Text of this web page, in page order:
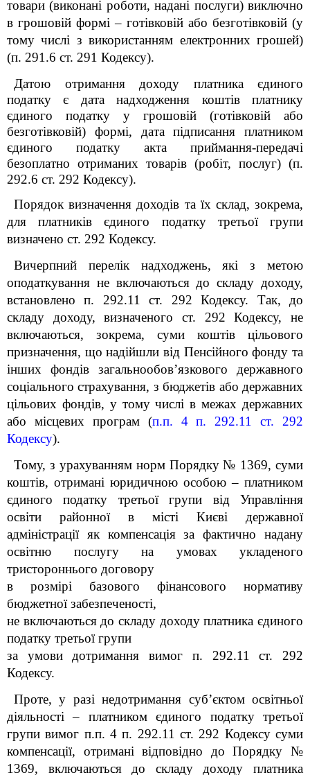
товари (виконані роботи, надані послуги) виключно
в грошовій формі – готівковій або безготівковій (у
тому числі з використанням електронних грошей)
(п. 291.6 ст. 291 Кодексу).
Датою отримання доходу платника єдиного
податку є дата надходження коштів платнику
єдиного податку у грошовій (готівковій або
безготівковій) формі, дата підписання платником
єдиного податку акта приймання-передачі
безоплатно отриманих товарів (робіт, послуг) (п.
292.6 ст. 292 Кодексу).
Порядок визначення доходів та їх склад, зокрема,
для платників єдиного податку третьої групи
визначено ст. 292 Кодексу.
Вичерпний перелік надходжень, які з метою
оподаткування не включаються до складу доходу,
встановлено п. 292.11 ст. 292 Кодексу. Так, до
складу доходу, визначеного ст. 292 Кодексу, не
включаються, зокрема, суми коштів цільового
призначення, що надійшли від Пенсійного фонду та
інших фондів загальнообов’язкового державного
соціального страхування, з бюджетів або державних
цільових фондів, у тому числі в межах державних
або місцевих програм (п.п. 4 п. 292.11 ст. 292
Кодексу).
Тому, з урахуванням норм Порядку № 1369, суми
коштів, отримані юридичною особою – платником
єдиного податку третьої групи від Управління
освіти районної в місті Києві державної
адміністрації як компенсація за фактично надану
освітню послугу на умовах укладеного
тристороннього договору
в розмірі базового фінансового нормативу
бюджетної забезпеченості,
не включаються до складу доходу платника єдиного
податку третьої групи
за умови дотримання вимог п. 292.11 ст. 292
Кодексу.
Проте, у разі недотримання суб’єктом освітньої
діяльності – платником єдиного податку третьої
групи вимог п.п. 4 п. 292.11 ст. 292 Кодексу суми
компенсації, отримані відповідно до Порядку №
1369, включаються до складу доходу платника